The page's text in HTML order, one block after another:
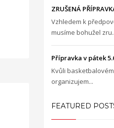
ZRUŠENÁ
Vzhledem k
musíme bohužel
Přípravka v pátek
Kvůli
organizujem...
FEATURED